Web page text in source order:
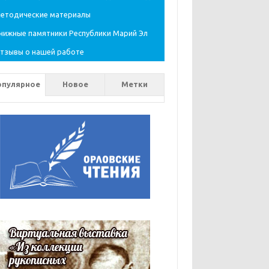
материалы
памятники Республики Марий Эл
о нашей работе
Новое Метки